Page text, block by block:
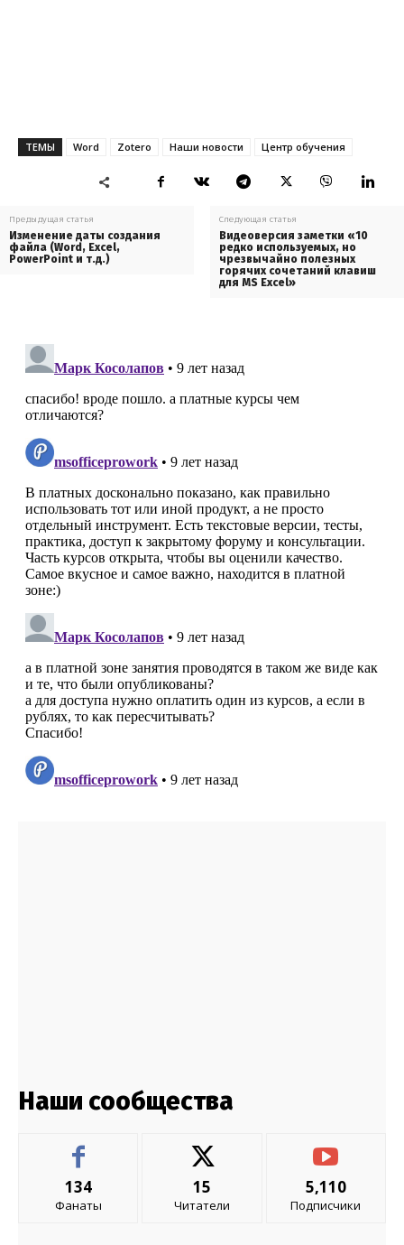
ТЕМЫ Word Zotero Наши новости Центр обучения
Предыдущая статья
Изменение даты создания
файла (Word, Excel,
PowerPoint и т.д.)
Следующая статья
Видеоверсия заметки «10
редко используемых, но
чрезвычайно полезных
горячих сочетаний клавиш
для MS Excel»
Наши сообщества
134
Фанаты
15
Читатели
5,110
Подписчики